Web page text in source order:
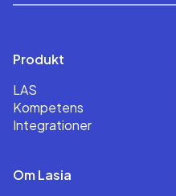
Produkt
LAS
Kompetens
Integrationer
Om Lasia